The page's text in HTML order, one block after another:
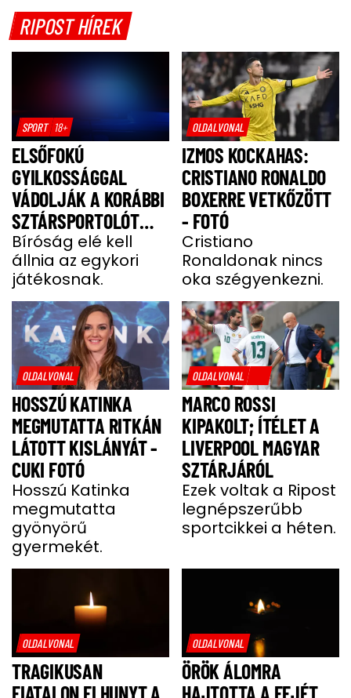
RIPOST HÍREK
SPORT 18+
ELSŐFOKÚ
GYILKOSSÁGGAL
VÁDOLJÁK A KORÁBBI
SZTÁRSPORTOLÓT
BARÁTNŐJE TRAGIKUS
HALÁLA MIATT
Bíróság elé kell
állnia az egykori
játékosnak.
OLDALVONAL
IZMOS KOCKAHAS:
CRISTIANO RONALDO
BOXERRE VETKŐZÖTT
- FOTÓ
Cristiano
Ronaldonak nincs
oka szégyenkezni.
OLDALVONAL
HOSSZÚ KATINKA
MEGMUTATTA RITKÁN
LÁTOTT KISLÁNYÁT -
CUKI FOTÓ
Hosszú Katinka
megmutatta
gyönyörű
gyermekét.
OLDALVONAL
MARCO ROSSI
KIPAKOLT; ÍTÉLET A
LIVERPOOL MAGYAR
SZTÁRJÁRÓL
Ezek voltak a Ripost
legnépszerűbb
sportcikkei a héten.
OLDALVONAL
TRAGIKUSAN
FIATALON ELHUNYT A
OLDALVONAL
ÖRÖK ÁLOMRA
HAJTOTTA A FEJÉT